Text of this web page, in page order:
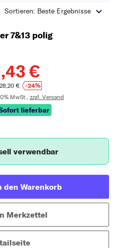
Sortieren: Beste Ergebnisse
7&13 polig
€
€
-24%
MwSt., zzgl. Versand
lieferbar
verwendbar
den Warenkorb
Merkzettel